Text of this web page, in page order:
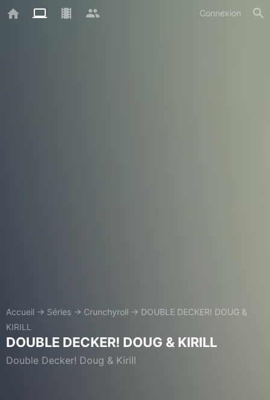
Connexion
Accueil → Séries → Crunchyroll → DOUBLE DECKER! DOUG &
KIRILL
DOUBLE DECKER! DOUG & KIRILL
Double Decker! Doug & Kirill